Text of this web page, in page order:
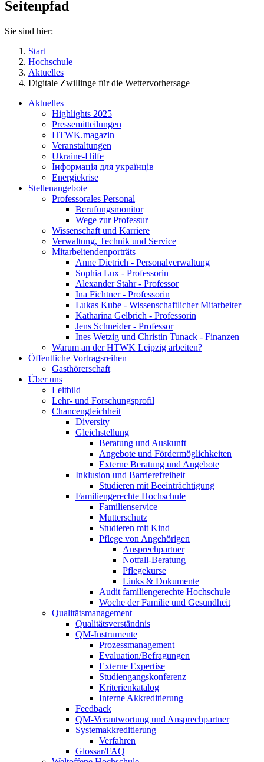
Seitenpfad
Sie sind hier:
Start
Hochschule
Aktuelles
Digitale Zwillinge für die Wettervorhersage
Aktuelles
Highlights 2025
Pressemitteilungen
HTWK.magazin
Veranstaltungen
Ukraine-Hilfe
Інформація для українців
Energiekrise
Stellenangebote
Professorales Personal
Berufungsmonitor
Wege zur Professur
Wissenschaft und Karriere
Verwaltung, Technik und Service
Mitarbeitendenporträts
Anne Dietrich - Personalverwaltung
Sophia Lux - Professorin
Alexander Stahr - Professor
Ina Fichtner - Professorin
Lukas Kube - Wissenschaftlicher Mitarbeiter
Katharina Gelbrich - Professorin
Jens Schneider - Professor
Ines Wetzig und Christin Tunack - Finanzen
Warum an der HTWK Leipzig arbeiten?
Öffentliche Vortragsreihen
Gasthörerschaft
Über uns
Leitbild
Lehr- und Forschungsprofil
Chancengleichheit
Diversity
Gleichstellung
Beratung und Auskunft
Angebote und Fördermöglichkeiten
Externe Beratung und Angebote
Inklusion und Barrierefreiheit
Studieren mit Beeinträchtigung
Familiengerechte Hochschule
Familienservice
Mutterschutz
Studieren mit Kind
Pflege von Angehörigen
Ansprechpartner
Notfall-Beratung
Pflegekurse
Links & Dokumente
Audit familiengerechte Hochschule
Woche der Familie und Gesundheit
Qualitätsmanagement
Qualitätsverständnis
QM-Instrumente
Prozessmanagement
Evaluation/Befragungen
Externe Expertise
Studiengangskonferenz
Kriterienkatalog
Interne Akkreditierung
Feedback
QM-Verantwortung und Ansprechpartner
Systemakkreditierung
Verfahren
Glossar/FAQ